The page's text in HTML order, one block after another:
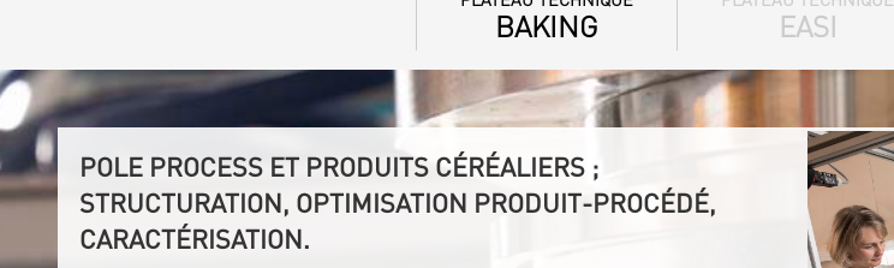
BAKING EASI
POLE PROCESS ET PRODUITS CÉRÉALIERS ;
STRUCTURATION, OPTIMISATION PRODUIT-PROCÉDÉ,
CARACTÉRISATION.